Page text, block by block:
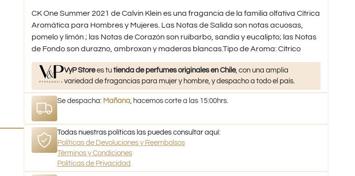
CK One Summer 2021 de Calvin Klein es una fragancia de la familia olfativa Cítrica
Aromática para Hombres y Mujeres. Las Notas de Salida son notas acuosas,
pomelo y limón ; las Notas de Corazón son ruibarbo, sandía y eucalipto; las Notas
de Fondo son durazno, ambroxan y maderas blancas.Tipo de Aroma: Cítrico
VyP Storees tutienda de perfumes originales en Chile, con una amplia
variedad de fragancias para mujer y hombre, y despacho a todo el país.
Se despacha: Mañana , hacemos corte a las 15:00hrs.
Todas nuestras políticas las puedes consultar aquí:
Políticas de Devoluciones y Reembolsos
Términos y Condiciones
Políticas de Privacidad